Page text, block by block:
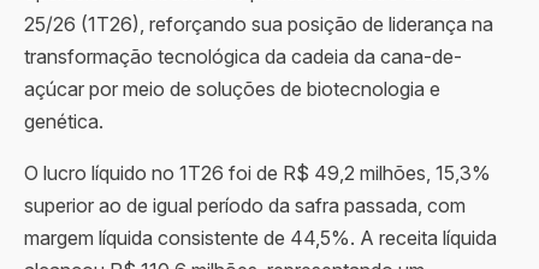
25/26 (1T26), reforçando sua posição de liderança na
transformação tecnológica da cadeia da cana-de-
açúcar por meio de soluções de biotecnologia e
genética.
O lucro líquido no 1T26 foi de R$ 49,2 milhões, 15,3%
superior ao de igual período da safra passada, com
margem líquida consistente de 44,5%. A receita líquida